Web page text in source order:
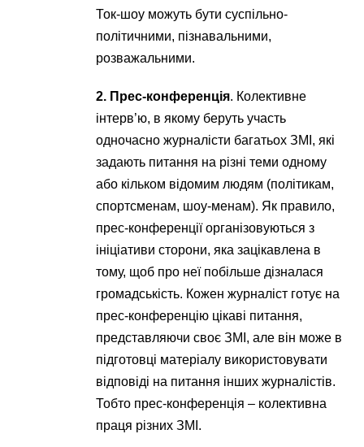
Ток-шоу можуть бути суспільно-
політичними, пізнавальними,
розважальними.
2. Прес-конференція. Колективне
інтерв’ю, в якому беруть участь
одночасно журналісти багатьох ЗМІ, які
задають питання на різні теми одному
або кільком відомим людям (політикам,
спортсменам, шоу-менам). Як правило,
прес-конференції організовуються з
ініціативи сторони, яка зацікавлена ​​в
тому, щоб про неї побільше дізналася
громадськість. Кожен журналіст готує на
прес-конференцію цікаві питання,
представляючи своє ЗМІ, але він може в
підготовці матеріалу використовувати
відповіді на питання інших журналістів.
Тобто прес-конференція – колективна
праця різних ЗМІ.